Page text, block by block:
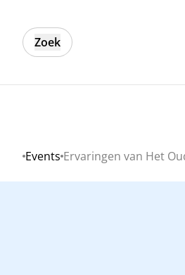
Zoek
Home
Events Ervaringen van Het